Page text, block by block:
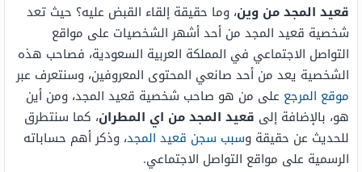
قعيد المجد من وين، وما حقيقة إلقاء القبض عليه؟ حيث تعد
شخصية قعيد المجد من أحد أشهر الشخصيات على مواقع
التواصل الاجتماعي في المملكة العربية السعودية، فصاحب هذه
الشخصية يعد من أحد صانعي المحتوى المعروفين، وسنتعرف عبر
موقع المرجع على من هو صاحب شخصية قعيد المجد، ومن أين
هو، بالإضافة إلى قعيد المجد من اي المطران، كما سنتطرق
للحديث عن حقيقة وسبب سجن قعيد المجد، وذكر أهم حساباته
الرسمية على مواقع التواصل الاجتماعي.